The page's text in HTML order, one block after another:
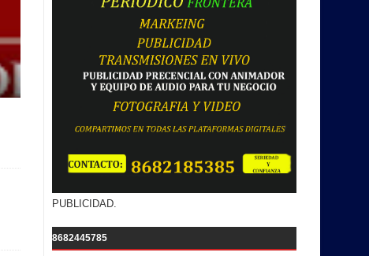
PUBLICIDAD.
8682445785